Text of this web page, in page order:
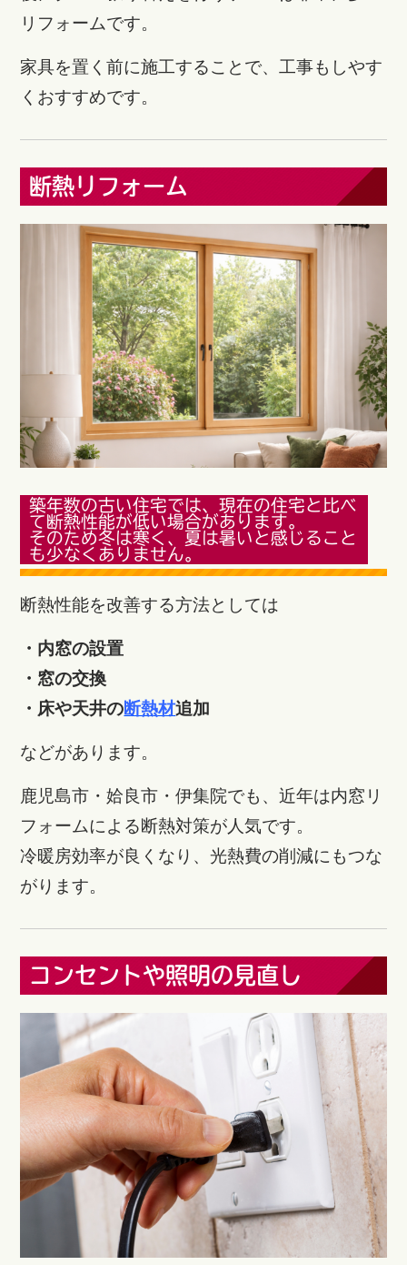
リフォームです。
家具を置く前に施工することで、工事もしやす
くおすすめです。
断熱リフォーム
築年数の古い住宅では、現在の住宅と比べ
て断熱性能が低い場合があります。
そのため冬は寒く、夏は暑いと感じること
も少なくありません。
断熱性能を改善する方法としては
・内窓の設置
・窓の交換
・床や天井の断熱材追加
などがあります。
鹿児島市・姶良市・伊集院でも、近年は内窓リ
フォームによる断熱対策が人気です。
冷暖房効率が良くなり、光熱費の削減にもつな
がります。
コンセントや照明の見直し